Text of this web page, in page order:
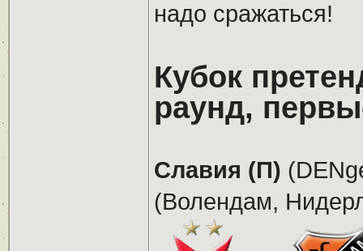
надо сражаться!
Кубок
раунд,
Славия (П)
(Волендам,